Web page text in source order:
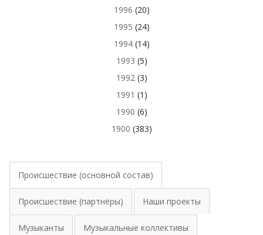
1996 (20)
1995 (24)
1994(14)
1993 (5)
1992(3)
1991 (1)
1990 (6)
1900 (383)
Происшествие (основной состав)
Происшествие (партнёры) Наши проекты
Музыканты Музыкальные коллективы